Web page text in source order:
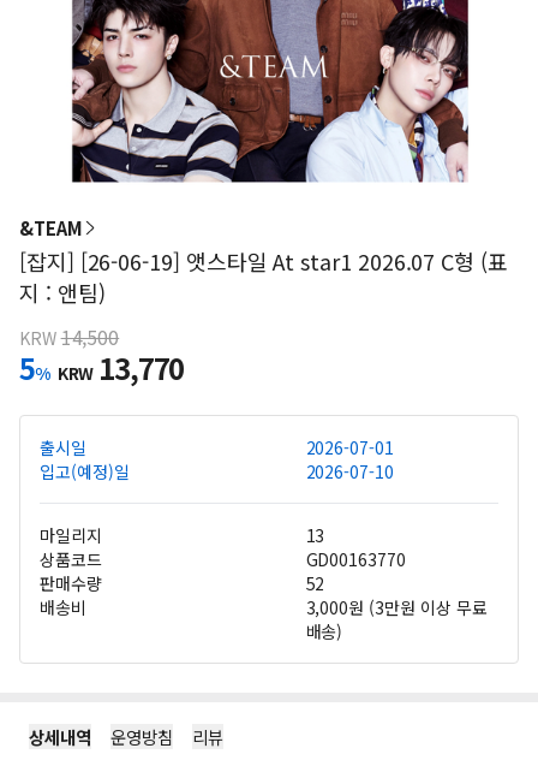
&TEAM
[잡지] [26-06-19] 앳스타일 At star1 2026.07 C형 (표
지 : 앤팀)
KRW 14,500
5% KRW 13,770
출시일
2026-07-01
입고(예정)일
2026-07-10
마일리지
13
상품코드
GD00163770
판매수량
52
배송비
3,000원 (3만원 이상 무료
배송)
상세내역 운영방침 리뷰